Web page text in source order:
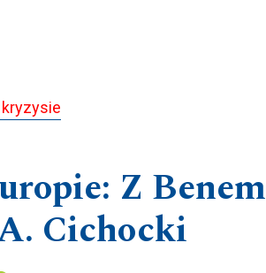
Z Benem
Cichocki